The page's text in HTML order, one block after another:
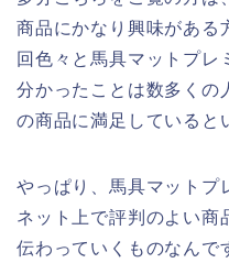
商品にかなり興味がある
回色々と馬具マットプレ
分かったことは数多くの
の商品に満足していると
やっぱり、馬具マットプ
ネット上で評判のよい商
伝わっていくものなんで